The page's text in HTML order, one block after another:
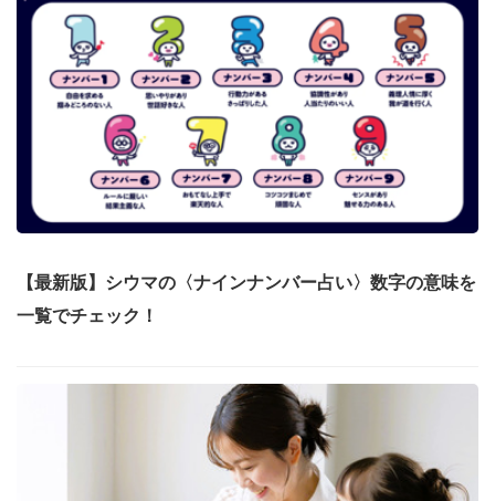
【最新版】シウマの〈ナインナンバー占い〉数字の意味を
一覧でチェック！